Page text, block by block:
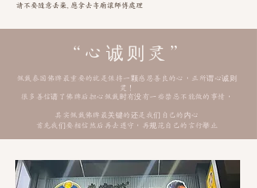
請不要隨意丟棄, 應拿去寺廟讓師傅處理
“心诚则灵”
佩戴泰国佛牌最重要的就是保持一颗感恩善良的心，正所谓心诚则
灵！
很多善信请了佛牌后担心佩戴时有没有一些禁忌不能做的事情，
其实佩戴佛牌最关键的还是我们自己的内心
首先我们要相信然后再去遵守，再规范自己的言行举止